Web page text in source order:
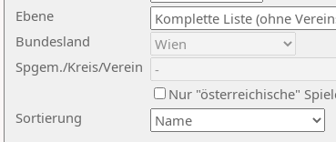
Ebene
Sortierung
Bundesland
Spgem./Kreis/Verein
Nur "österreichische"